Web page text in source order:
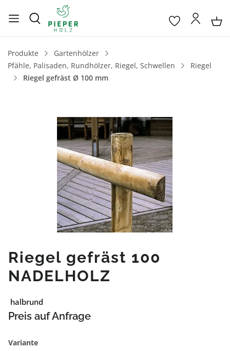
Produkte
Gartenhölzer
Pfähle, Palisaden, Rundhölzer, Riegel, Schwellen
Riegel
Riegel gefräst Ø 100 mm
Bildergalerie überspringen
Riegel gefräst 100
NADELHOLZ
halbrund
Preis auf Anfrage
Varianteauswählen